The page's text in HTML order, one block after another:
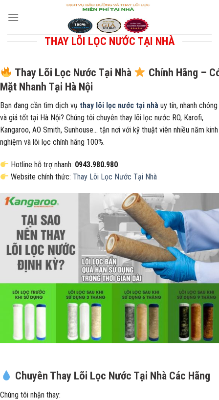
THAY LÕI LỌC NƯỚC TẠI NHÀ
Thay Lõi Lọc Nước Tại Nhà
Chính Hãng –
Mặt Nhanh Tại Hà Nội
Bạn đang cần tìm dịch vụ thay lõi lọc nước tại nhà uy tín, nhanh chóng
và giá tốt tại Hà Nội? Chúng tôi chuyên thay lõi lọc nước RO, Karofi,
Kangaroo, AO Smith, Sunhouse… tận nơi với kỹ thuật viên nhiều năm kinh
nghiệm và lõi lọc chính hãng 100%.
Hotline hỗ trợ nhanh: 0943.980.980
Website chính thức:Thay Lõi Lọc Nước Tại Nhà
Chuyên Thay Lõi Lọc Nước Tại Nhà Các Hãng
Chúng tôi nhận thay: